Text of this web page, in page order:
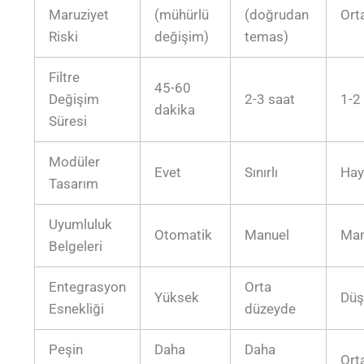
Maruziyet
Riski
(mühürlü
değişim)
(doğrudan
temas)
Filtre
Değişim
Süresi
45-60
dakika
2-3 saat 1-
Modüler
Tasarım
Evet Sınırlı
Uyumluluk
Belgeleri
Otomatik Manuel
Entegrasyon
Esnekliği
Yüksek
Orta
düzeyde
Peşin
Daha
Daha